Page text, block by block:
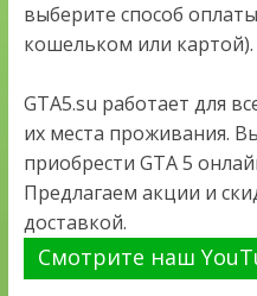
выберите способ
кошельком или картой).
GTA5.su работает для
их места проживания.
приобрести GTA 5
Предлагаем акции и
доставкой.
Смотрите наш